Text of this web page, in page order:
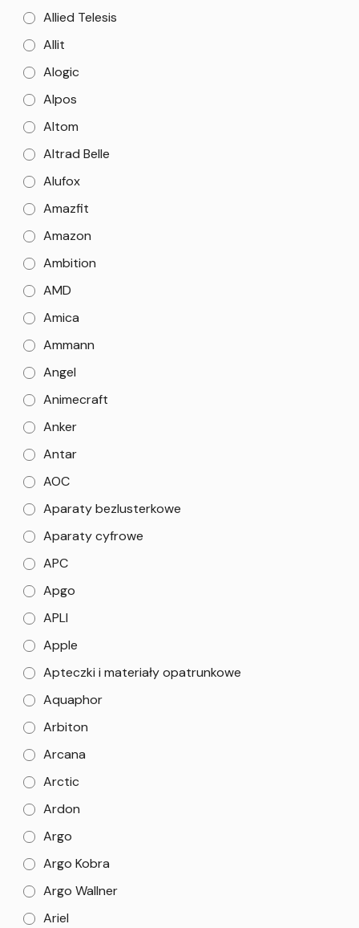
Allied Telesis
Allit
Alogic
Alpos
Altom
Altrad Belle
Alufox
Amazfit
Amazon
Ambition
AMD
Amica
Ammann
Angel
Animecraft
Anker
Antar
AOC
Aparaty bezlusterkowe
Aparaty cyfrowe
APC
Apgo
APLI
Apple
Apteczki i materiały opatrunkowe
Aquaphor
Arbiton
Arcana
Arctic
Ardon
Argo
Argo Kobra
Argo Wallner
Ariel